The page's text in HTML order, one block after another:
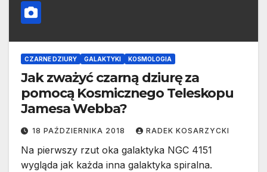
CZARNE DZIURY GALAKTYKI KOSMOLOGIA
Jak zważyć czarną dziurę za
pomocą Kosmicznego Teleskopu
Jamesa Webba?
18 PAŹDZIERNIKA 2018 RADEK KOSARZYCKI
Na pierwszy rzut oka galaktyka NGC 4151
wygląda jak każda inna galaktyka spiralna.